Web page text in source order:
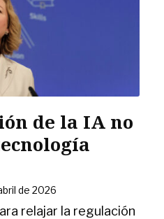
de la IA no
de 2026
relajar la regulación